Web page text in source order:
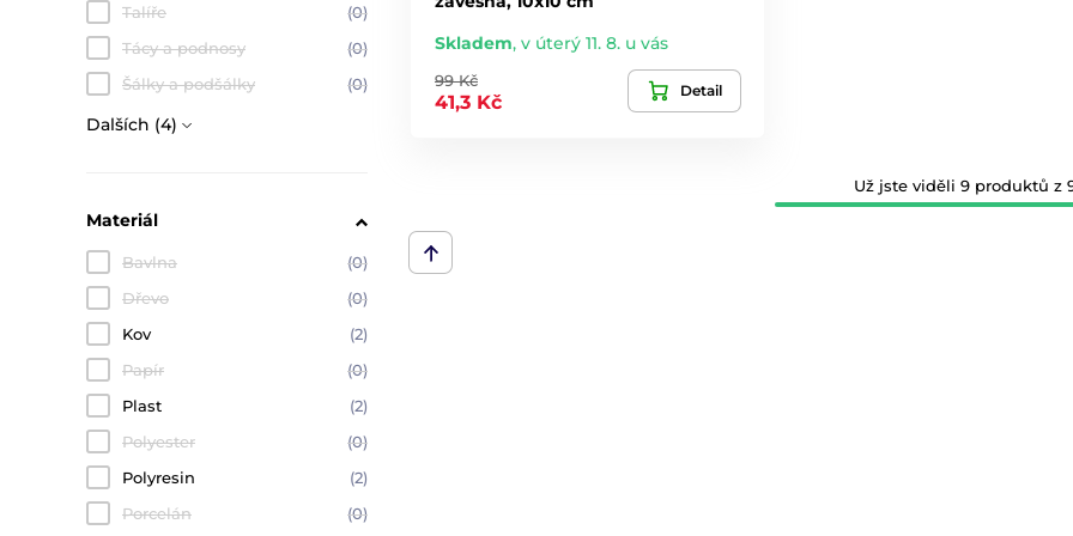
Talíře
(0)
Tácy a podnosy
(0)
Šálky a podšálky
(0)
Dalších (4)
Materiál
Bavlna
(0)
Dřevo
(0)
Kov
(2)
Papír
(0)
Plast
(2)
Polyester
(0)
Polyresin
(2)
Porcelán
(0)
Skladem, v úterý 11. 8. u vás
99 Kč
41,3 Kč
Detail
Už jste viděli 9 produktů z